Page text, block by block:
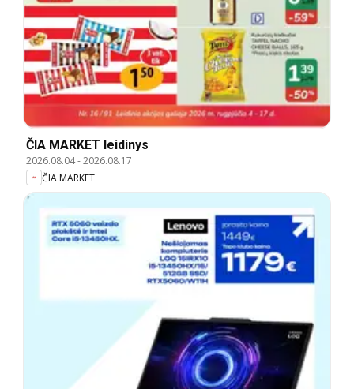
ČIA MARKET leidinys
2026.08.04-2026.08.17
ČIA MARKET